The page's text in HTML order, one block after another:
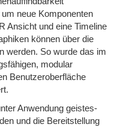
neue Komponenten
Ansicht und eine Timeline
können über die
werden. So wurde das im
modular
Benutzeroberfläche
Anwendung geistes-
und die Bereitstellung